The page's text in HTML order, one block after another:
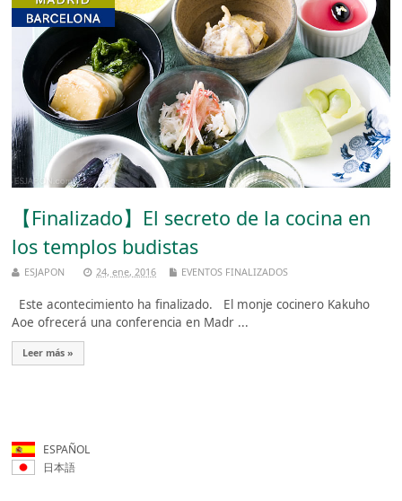
【Finalizado】El secreto de la cocina en
los templos budistas
ESJAPON 24, ene, 2016 EVENTOS FINALIZADOS
Este acontecimiento ha finalizado. El monje cocinero Kakuho
Aoe ofrecerá una conferencia en Madr ...
Leer más »
ESPAÑOL
日本語